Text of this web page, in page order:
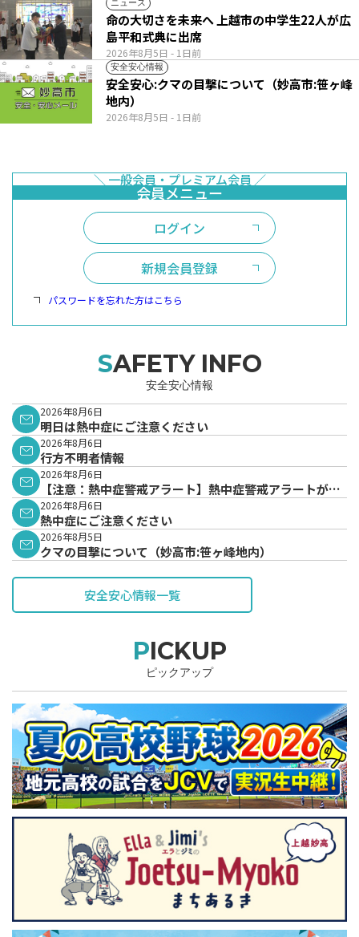
ニュース
2026年8月5日 - 1日前
命の大切さを未来へ 上越市の中学生22人が広
島平和式典に出席
安全安心情報
2026年8月5日 - 1日前
安全安心:クマの目撃について（妙高市:笹ヶ峰
地内）
ログイン
新規会員登録
パスワードを忘れた方はこちら
SAFETY INFO
安全安心情報
2026年8月6日
明日は熱中症にご注意ください
2026年8月6日
行方不明者情報
2026年8月6日
【注意：熱中症警戒アラート】熱中症警戒アラートが発
表されています。
2026年8月6日
熱中症にご注意ください
2026年8月5日
クマの目撃について（妙高市:笹ヶ峰地内）
安全安心情報一覧
PICKUP
ピックアップ